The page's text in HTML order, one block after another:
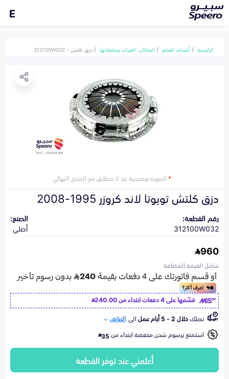
E
الرئيسية أقسام القطع المكائن، القيرات وملحقاتها دزق كلتش - 312100W032
*الصورة توضيحية قد لا تتطابق مع المنتج النهائي
دزق كلتش تويوتا لاند كروزر 1995-2008
رقم القطعة:
312100W032
الصنع:
أصلي
960
شامل القيمة المضافة
قسّمها على 4 دفعات ابتداء من
240.00
تصلكخلال 2 - 5 أيام عمل الى الرياض
استمتع برسوم شحن مخفضة ابتداء من35
أعلمني عند توفر القطعة